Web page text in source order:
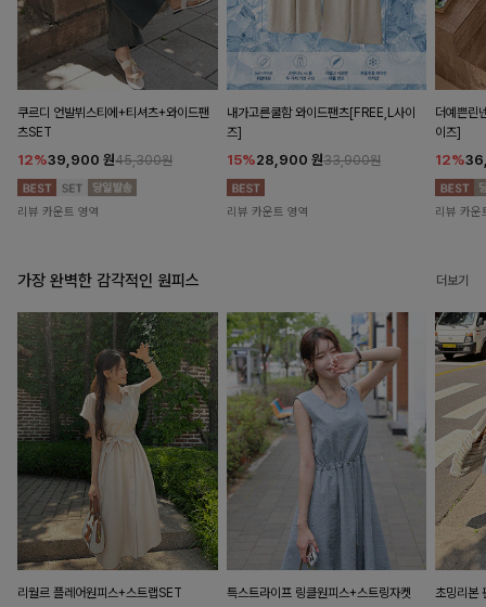
쿠르디 언발뷔스티에+티셔츠+와이드팬
츠SET
12%39,900 원45,300원
리뷰 카운트 영역
내가고른쿨함 와이드팬츠[FREE,L사이
즈]
15%28,900 원33,900원
리뷰 카운트 영역
더예쁜린
이즈]
12%
리뷰 카운
가장 완벽한 감각적인 원피스 더보기
리월르 플레어원피스+스트랩SET
특스트라이프 링클원피스+스트링자켓
초밍리본